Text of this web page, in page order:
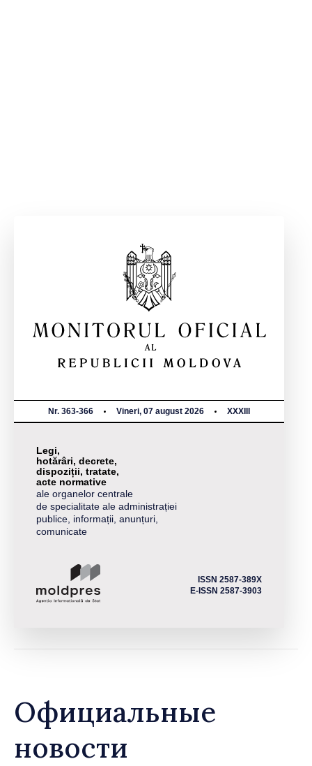
Nr. 363-366 Vineri, 07 august 2026 XXXIII
Legi,
hotărâri, decrete,
dispoziții, tratate,
acte normative
ale organelor centrale
de specialitate ale administrației
publice, informații, anunțuri,
comunicate
ISSN 2587-389X
E-ISSN 2587-3903
Официальные
новости